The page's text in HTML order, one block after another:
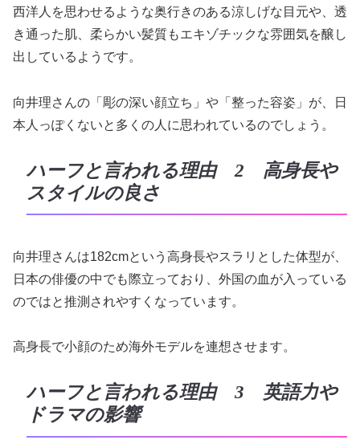
西洋人を思わせるような奥行きのある涼しげな目元や、透
き通った肌、柔らかい髪質もエキゾチックな雰囲気を醸し
出しているようです。
向井理さんの「彫の深い顔立ち」や「整った容姿」が、日
本人っぽくないと多くの人に思われているのでしょう。
ハーフと言われる理由 2 高身長や
スタイルの良さ
向井理さんは182cmという高身長やスラリとした体型が、
日本の俳優の中でも際立っており、外国の血が入っている
のではと推測されやすくなっています。
高身長で小顔のため海外モデルを連想させます。
ハーフと言われる理由 3 英語力や
ドラマの影響